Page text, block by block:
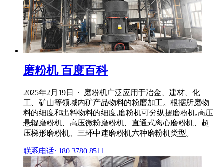
磨粉机 百度百科
2025年2月19日 · 磨粉机广泛应用于冶金、建材、化
工、矿山等领域内矿产品物料的粉磨加工。根据所磨物
料的细度和出料物料的细度,磨粉机可分纵摆磨粉机,高压
悬辊磨粉机、高压微粉磨粉机、直通式离心磨粉机、超
压梯形磨粉机、三环中速磨粉机六种磨粉机类型。
联系电话: 180 3780 8511